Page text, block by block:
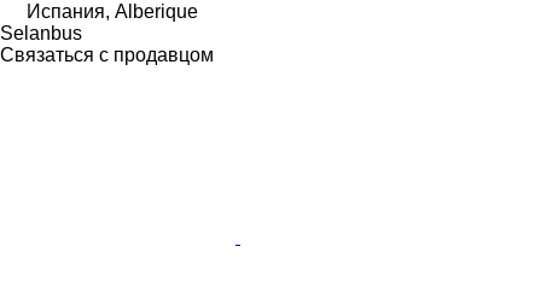
Испания, Alberique
Selanbus
Связаться с продавцом